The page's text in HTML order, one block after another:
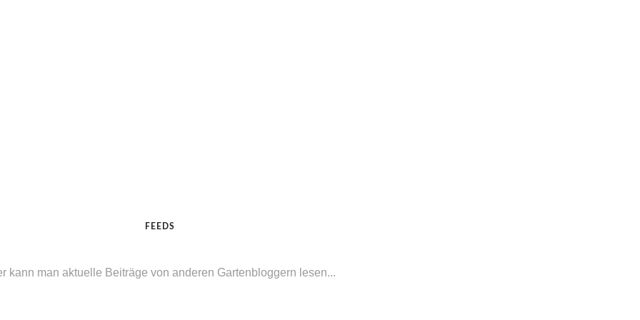
FEEDS
kann man aktuelle Beiträge von anderen Gartenbloggern lesen...